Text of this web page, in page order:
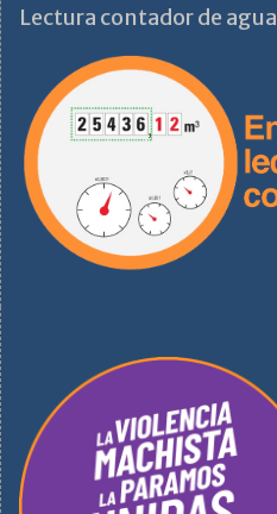
Lectura contador de agua